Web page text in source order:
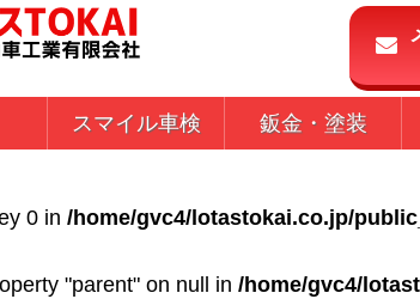
スマイル車検 鈑金・塗装
0 in /home/gvc4/lotastokai.co.jp/
"parent" on null in /home/gvc4/